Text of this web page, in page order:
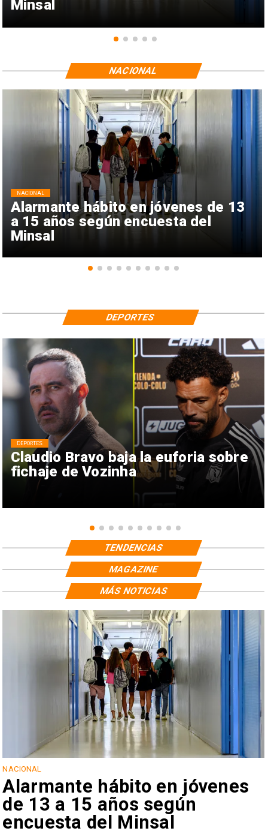
Minsal
Alarmante hábito en jóvenes de 13
a 15 años según encuesta del
Minsal
NACIONAL
NACIONAL
Claudio Bravo baja la euforia sobre
fichaje de Vozinha
DEPORTES
DEPORTES
TENDENCIAS
MAGAZINE
NACIONAL
Alarmante hábito en jóvenes
de 13 a 15 años según
encuesta del Minsal
MÁS NOTICIAS